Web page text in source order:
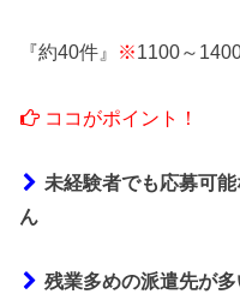
『約40件』 ※1100～
ココがポイント！
未経験者でも応募可
ん
残業多めの派遣先が